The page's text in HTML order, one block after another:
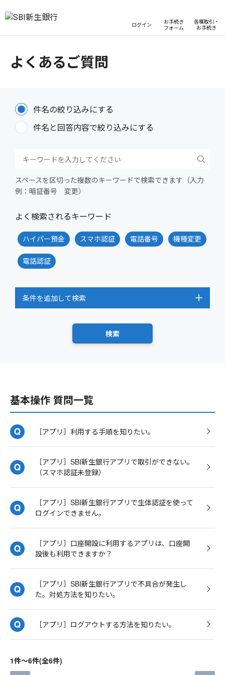
ログイン
お手続き
フォーム
各種取引・
お手続き
よくあるご質問
件名の絞り込みにする
件名と回答内容で絞り込みにする
スペースを区切った複数のキーワードで検索できます（入力
例：暗証番号 変更）
よく検索されるキーワード
ハイパー預金 スマホ認証 電話番号 機種変更
電話認証
条件を追加して検索
基本操作 質問一覧
［アプリ］利用する手順を知りたい。
［アプリ］SBI新生銀行アプリで取引ができない。
（スマホ認証未登録）
［アプリ］SBI新生銀行アプリで生体認証を使って
ログインできません。
［アプリ］口座開設に利用するアプリは、口座開
設後も利用できますか？
［アプリ］SBI新生銀行アプリで不具合が発生し
た。対処方法を知りたい。
［アプリ］ログアウトする方法を知りたい。
1件～6件(全6件)